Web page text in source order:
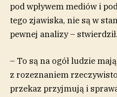
pod wpływem mediów i
tego zjawiska, nie są w
pewnej analizy – stwierdził.
– To są na ogół ludzie
z rozeznaniem
przekaz przyjmują i